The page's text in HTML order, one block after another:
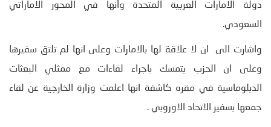
دولة الامارات العربية المتحدة وأنها في المحور الاماراتي
السعودي.
واشارت الى ان لا علاقة لها بالامارات وعلى انها لم تلتق سفيرها
وعلى ان الحزب يتمسك باجراء لقاءات مع ممثلي البعثات
الدبلوماسية في مقره كاشفة انها اعلمت وزارة الخارجية عن لقاء
جمعها بسفير الاتحاد الاوروبي .